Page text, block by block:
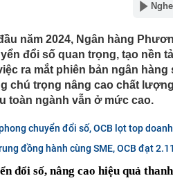
Nắm trong tay Điện Máy Xanh, Bách
Khám xét ngôi nhà cổ, phát hiện 'kho
5 thỏi vàng giấu trong nhiều ngăn bí
4 dấu hiệu nhận biết ngôi nhà có
Quốc gia có lượng khách đến Việt
vượt Hàn Quốc và Nga, gấp gần 6 lần
Người bán trái cây tiết lộ: Khách
nghề lại kiểm tra 5 chi tiết này trước
Tiếp viên tàu cao tốc quỳ gối 1h an ủi
Cụ bà 70 tuổi có xương trẻ khỏe như
năm 2024, Ngân hàng
đổi số quan trọng, tạo nền
ra mắt phiên bản ngân hàng
chú trọng nâng cao chất
toàn ngành vẫn ở mức cao.
chuyển đổi số, OCB lọt top
đồng hành cùng SME, OCB đạt
đổi số, nâng cao hiệu quả